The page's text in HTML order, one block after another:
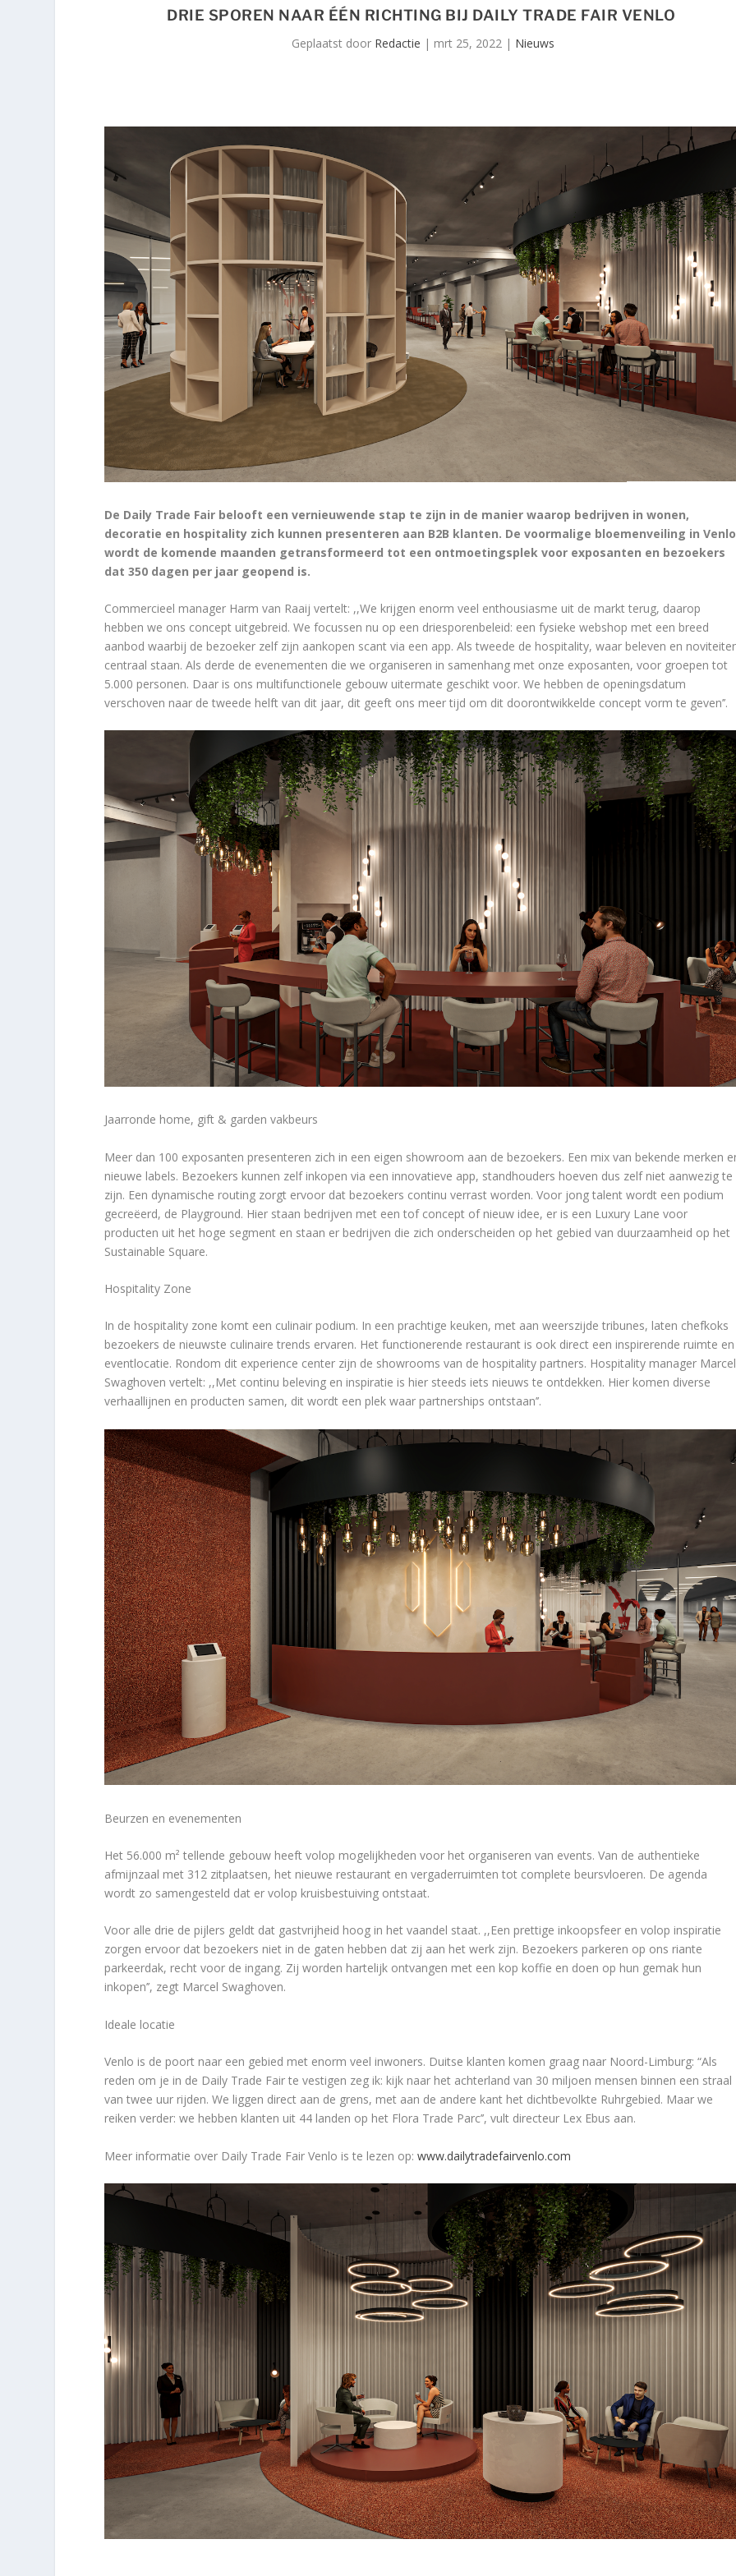
DRIE SPOREN NAAR ÉÉN RICHTING BIJ DAILY TRADE FAIR VENLO
Geplaatst door Redactie | mrt 25, 2022| Nieuws
De Daily Trade Fair belooft een vernieuwende stap te zijn in de manier waarop bedrijven in wonen,
decoratie en hospitality zich kunnen presenteren aan B2B klanten. De voormalige bloemenveiling in Venlo
wordt de komende maanden getransformeerd tot een ontmoetingsplek voor exposanten en bezoekers
dat 350 dagen per jaar geopend is.
Commercieel manager Harm van Raaij vertelt: ,,We krijgen enorm veel enthousiasme uit de markt terug, daarop
hebben we ons concept uitgebreid. We focussen nu op een driesporenbeleid: een fysieke webshop met een breed
aanbod waarbij de bezoeker zelf zijn aankopen scant via een app. Als tweede de hospitality, waar beleven en
centraal staan. Als derde de evenementen die we organiseren in samenhang met onze exposanten, voor groepen tot
5.000 personen. Daar is ons multifunctionele gebouw uitermate geschikt voor. We hebben de openingsdatum
verschoven naar de tweede helft van dit jaar, dit geeft ons meer tijd om dit doorontwikkelde concept vorm te geven’’.
Jaarronde home, gift & garden vakbeurs
Meer dan 100 exposanten presenteren zich in een eigen showroom aan de bezoekers. Een mix van bekende merken
nieuwe labels. Bezoekers kunnen zelf inkopen via een innovatieve app, standhouders hoeven dus zelf niet aanwezig te
zijn. Een dynamische routing zorgt ervoor dat bezoekers continu verrast worden. Voor jong talent wordt een podium
gecreëerd, de Playground. Hier staan bedrijven met een tof concept of nieuw idee, er is een Luxury Lane voor
producten uit het hoge segment en staan er bedrijven die zich onderscheiden op het gebied van duurzaamheid op het
Sustainable Square.
Hospitality Zone
In de hospitality zone komt een culinair podium. In een prachtige keuken, met aan weerszijde tribunes, laten chefkoks
bezoekers de nieuwste culinaire trends ervaren. Het functionerende restaurant is ook direct een inspirerende ruimte en
eventlocatie. Rondom dit experience center zijn de showrooms van de hospitality partners. Hospitality manager Marcel
Swaghoven vertelt: ,,Met continu beleving en inspiratie is hier steeds iets nieuws te ontdekken. Hier komen diverse
verhaallijnen en producten samen, dit wordt een plek waar partnerships ontstaan’’.
Beurzen en evenementen
Het 56.000 m² tellende gebouw heeft volop mogelijkheden voor het organiseren van events. Van de authentieke
afmijnzaal met 312 zitplaatsen, het nieuwe restaurant en vergaderruimten tot complete beursvloeren. De agenda
wordt zo samengesteld dat er volop kruisbestuiving ontstaat.
Voor alle drie de pijlers geldt dat gastvrijheid hoog in het vaandel staat. ,,Een prettige inkoopsfeer en volop inspiratie
zorgen ervoor dat bezoekers niet in de gaten hebben dat zij aan het werk zijn. Bezoekers parkeren op ons riante
parkeerdak, recht voor de ingang. Zij worden hartelijk ontvangen met een kop koffie en doen op hun gemak hun
inkopen’’, zegt Marcel Swaghoven.
Ideale locatie
Venlo is de poort naar een gebied met enorm veel inwoners. Duitse klanten komen graag naar Noord-Limburg: “Als
reden om je in de Daily Trade Fair te vestigen zeg ik: kijk naar het achterland van 30 miljoen mensen binnen een straal
van twee uur rijden. We liggen direct aan de grens, met aan de andere kant het dichtbevolkte Ruhrgebied. Maar we
reiken verder: we hebben klanten uit 44 landen op het Flora Trade Parc’’, vult directeur Lex Ebus aan.
Meer informatie over Daily Trade Fair Venlo is te lezen op:www.dailytradefairvenlo.com